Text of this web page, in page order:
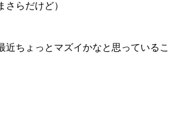
さらだけど）
近ちょっとマズイかなと思っているこ